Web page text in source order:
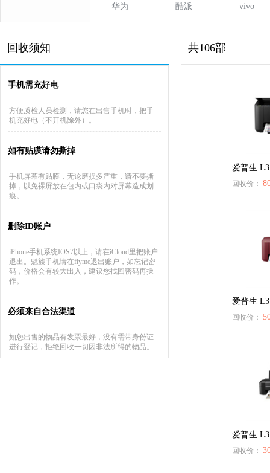
华为 酷派 vivo
回收须知
手机需充好电
方便质检人员检测，请您在出售手机时，把手
机充好电（不开机除外）。
如有贴膜请勿撕掉
手机屏幕有贴膜，无论磨损多严重，请不要撕
掉，以免裸屏放在包内或口袋内对屏幕造成划
痕。
删除ID账户
iPhone手机系统IOS7以上，请在iCloud里把账户
退出。魅族手机请在flyme退出账户，如忘记密
码，价格会有较大出入，建议您找回密码再操
作。
必须来自合法渠道
如您出售的物品有发票最好，没有需带身份证
进行登记，拒绝回收一切因非法所得的物品。
共106部
爱普生
回收价：
爱普生
回收价：
爱普生
回收价：